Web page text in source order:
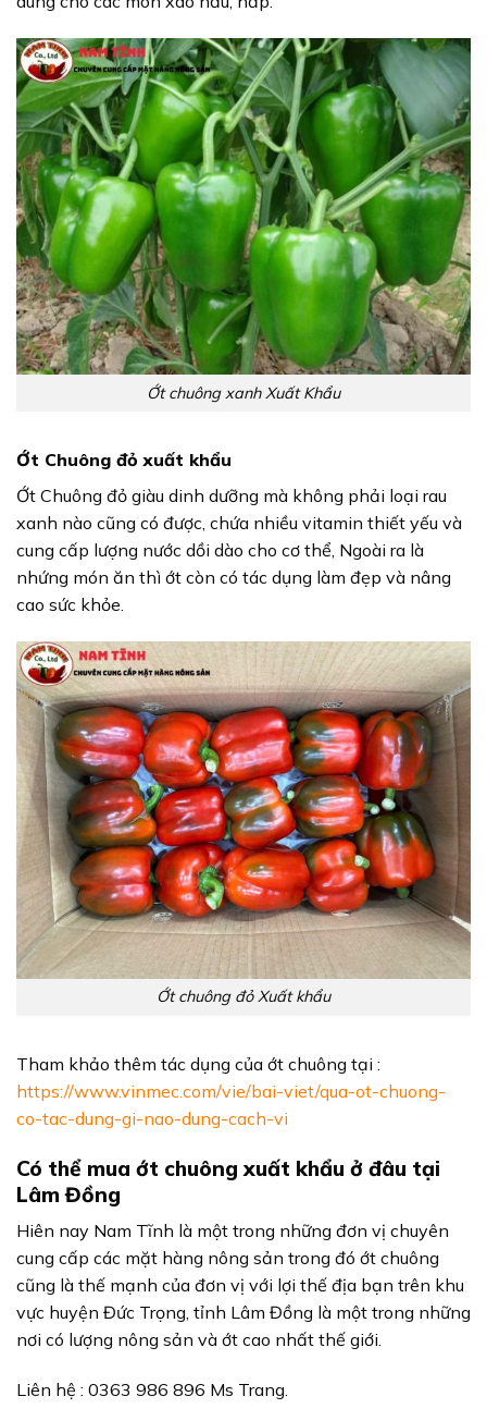
Ớt chuông xanh Xuất Khẩu
Ớt Chuông đỏ xuất khẩu
Ớt Chuông đỏ giàu dinh dưỡng mà không phải loại rau
xanh nào cũng có được, chứa nhiều vitamin thiết yếu và
cung cấp lượng nước dồi dào cho cơ thể, Ngoài ra là
nhứng món ăn thì ớt còn có tác dụng làm đẹp và nâng
cao sức khỏe.
Ớt chuông đỏ Xuất khẩu
Tham khảo thêm tác dụng của ớt chuông tại :
https://www.vinmec.com/vie/bai-viet/qua-ot-chuong-
co-tac-dung-gi-nao-dung-cach-vi
Có thể mua ớt chuông xuất khẩu ở đâu tại
Lâm Đồng
Hiên nay Nam Tĩnh là một trong những đơn vị chuyên
cung cấp các mặt hàng nông sản trong đó ớt chuông
cũng là thế mạnh của đơn vị với lợi thế địa bạn trên khu
vực huyện Đức Trọng, tỉnh Lâm Đồng là một trong những
nơi có lượng nông sản và ớt cao nhất thế giới.
Liên hệ : 0363 986 896 Ms Trang.